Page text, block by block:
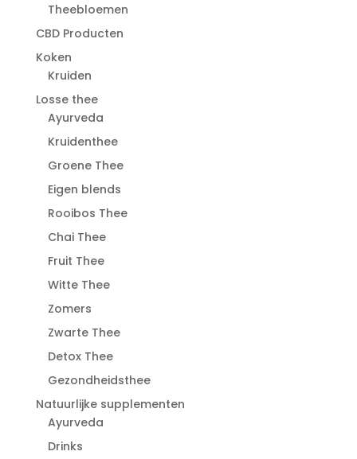
Theebloemen
CBD Producten
Koken
Kruiden
Losse thee
Ayurveda
Kruidenthee
Groene Thee
Eigen blends
Rooibos Thee
Chai Thee
Fruit Thee
Witte Thee
Zomers
Zwarte Thee
Detox Thee
Gezondheidsthee
Natuurlijke supplementen
Ayurveda
Drinks